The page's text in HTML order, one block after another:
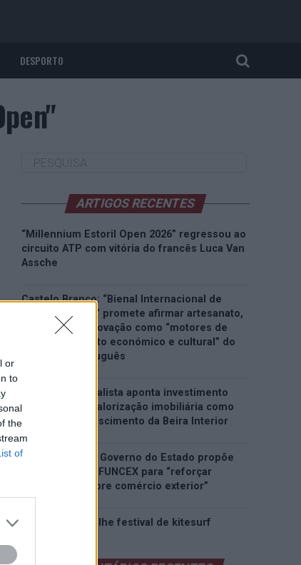
or
to
the
of
DESPORTO
ARTIGOS RECENTES
“Millennium Estoril Open 2026” regressou ao
circuito ATP com vitória do francês Luca Van
Assche
Castelo Branco: “Bienal Internacional de
Artes e Ofícios” promete afirmar artesanato,
património e inovação como “motores de
desenvolvimento económico e cultural” do
município português
Covilhã: Especialista aponta investimento
estrangeiro e valorização imobiliária como
motores do crescimento da Beira Interior
Rio de Janeiro: Governo do Estado propõe
parceria com a FUNCEX para “reforçar
inteligência sobre comércio exterior”
Esposende acolhe festival de kitesurf